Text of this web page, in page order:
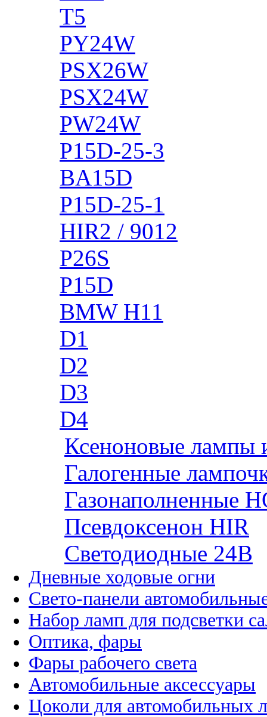
T5
PY24W
PSX26W
PSX24W
PW24W
P15D-25-3
BA15D
P15D-25-1
HIR2 / 9012
P26S
P15D
BMW H11
D1
D2
D3
D4
Ксеноновые лампы
Галогенные
Газонаполненные
Псевдоксенон HIR
Cветодиодные 24B
Дневные ходовые огни
Свето-панели
Набор ламп для подсветки
Оптика, фары
Фары рабочего света
Автомобильные аксессуары
Цоколи для автомобильных